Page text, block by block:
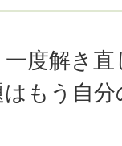
度解き
もう自